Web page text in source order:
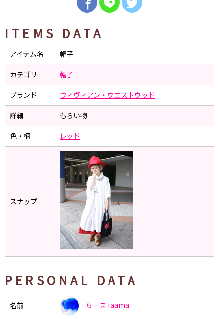
ITEMS DATA
アイテム名 帽子
カテゴリ 帽子
ブランド ヴィヴィアン・ウエストウッド
詳細 もらい物
色・柄 レッド
スナップ
PERSONAL DATA
名前 らーま raama